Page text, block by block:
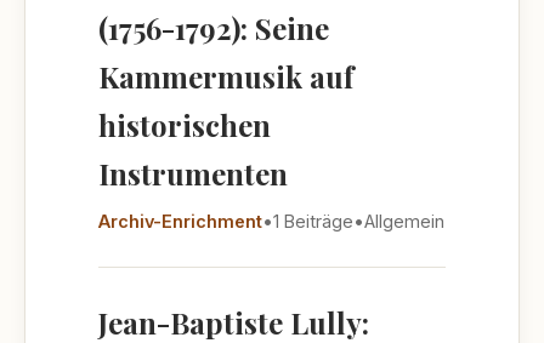
(1756-1792): Seine
Kammermusik auf
historischen
Instrumenten
Archiv-Enrichment•1 Beiträge•Allgemein
Jean-Baptiste Lully: